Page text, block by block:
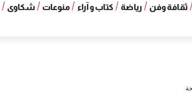
ثقافة وفن رياضة كتاب و آراء منوعات شكاوى